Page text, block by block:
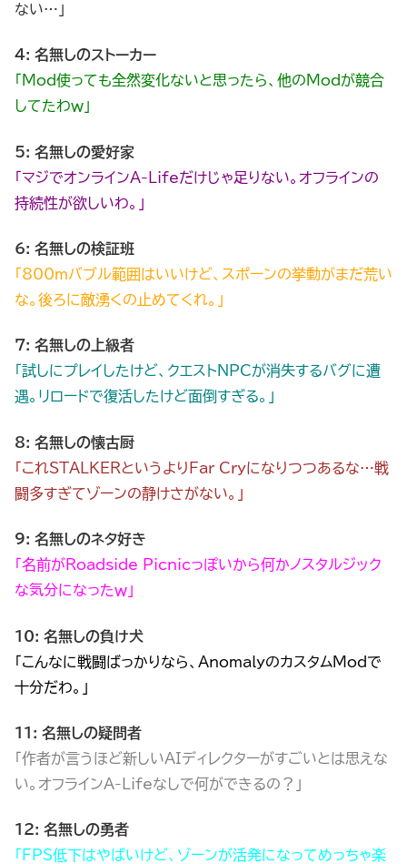
ない…」
4: 名無しのストーカー
「Mod使っても全然変化ないと思ったら、他のModが競合
してたわｗ」
5: 名無しの愛好家
「マジでオンラインA-Lifeだけじゃ足りない。オフラインの
持続性が欲しいわ。」
6: 名無しの検証班
「800mバブル範囲はいいけど、スポーンの挙動がまだ荒い
な。後ろに敵湧くの止めてくれ。」
7: 名無しの上級者
「試しにプレイしたけど、クエストNPCが消失するバグに遭
遇。リロードで復活したけど面倒すぎる。」
8: 名無しの懐古厨
「これSTALKERというよりFar Cryになりつつあるな…戦
闘多すぎてゾーンの静けさがない。」
9: 名無しのネタ好き
「名前がRoadside Picnicっぽいから何かノスタルジック
な気分になったｗ」
10: 名無しの負け犬
「こんなに戦闘ばっかりなら、AnomalyのカスタムModで
十分だわ。」
11: 名無しの疑問者
「作者が言うほど新しいAIディレクターがすごいとは思えな
い。オフラインA-Lifeなしで何ができるの？」
12: 名無しの勇者
「FPS低下はやばいけど、ゾーンが活発になってめっちゃ楽